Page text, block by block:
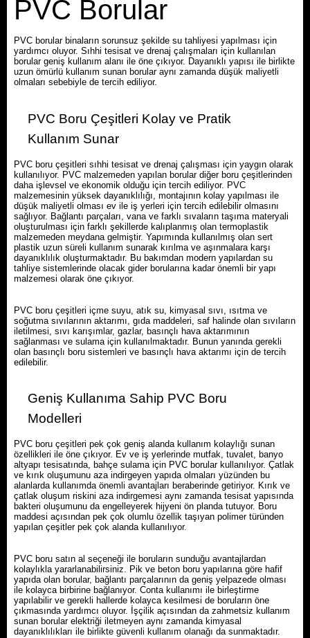
PVC Borular
PVC borular binaların sorunsuz şekilde su tahliyesi yapılması için
yardımcı oluyor. Sıhhi tesisat ve drenaj çalışmaları için kullanılan
borular geniş kullanım alanı ile öne çıkıyor. Dayanıklı yapısı ile birlikte
uzun ömürlü kullanım sunan borular aynı zamanda düşük maliyetli
olmaları sebebiyle de tercih ediliyor.
PVC Boru Çeşitleri Kolay ve Pratik
Kullanım Sunar
PVC boru çeşitleri sıhhi tesisat ve drenaj çalışması için yaygın olarak
kullanılıyor. PVC malzemeden yapılan borular diğer boru çeşitlerinden
daha işlevsel ve ekonomik olduğu için tercih ediliyor. PVC
malzemesinin yüksek dayanıklılığı, montajının kolay yapılması ile
düşük maliyetli olması ev ile iş yerleri için tercih edilebilir olmasını
sağlıyor. Bağlantı parçaları, vana ve farklı sıvaların taşıma materyali
oluşturulması için farklı şekillerde kalıplanmış olan termoplastik
malzemeden meydana gelmiştir. Yapımında kullanılmış olan sert
plastik uzun süreli kullanım sunarak kırılma ve aşınmalara karşı
dayanıklılık oluşturmaktadır. Bu bakımdan modern yapılardan su
tahliye sistemlerinde olacak gider borularına kadar önemli bir yapı
malzemesi olarak öne çıkıyor.
PVC boru çeşitleri içme suyu, atık su, kimyasal sıvı, ısıtma ve
soğutma sıvılarının aktarımı, gıda maddeleri, saf halinde olan sıvıların
iletilmesi, sıvı karışımlar, gazlar, basınçlı hava aktarımının
sağlanması ve sulama için kullanılmaktadır. Bunun yanında gerekli
olan basınçlı boru sistemleri ve basınçlı hava aktarımı için de tercih
edilebilir.
Geniş Kullanıma Sahip PVC Boru
Modelleri
PVC boru çeşitleri pek çok geniş alanda kullanım kolaylığı sunan
özellikleri ile öne çıkıyor. Ev ve iş yerlerinde mutfak, tuvalet, banyo
altyapı tesisatında, bahçe sulama için PVC borular kullanılıyor. Çatlak
ve kırık oluşumunu aza indirgeyen yapıda olmaları yüzünden bu
alanlarda kullanımda önemli avantajları beraberinde getiriyor. Kırık ve
çatlak oluşum riskini aza indirgemesi aynı zamanda tesisat yapısında
bakteri oluşumunu da engelleyerek hijyeni ön planda tutuyor. Boru
maddesi açısından pek çok olumlu özellik taşıyan polimer türünden
yapılan çeşitler pek çok alanda kullanılıyor.
PVC boru satın al seçeneği ile boruların sunduğu avantajlardan
kolaylıkla yararlanabilirsiniz. Pik ve beton boru yapılarına göre hafif
yapıda olan borular, bağlantı parçalarının da geniş yelpazede olması
ile kolayca birbirine bağlanıyor. Conta kullanımı ile birleştirme
yapılabilir ve gerekli hallerde kolayca kesilmesi de boruların öne
çıkmasında yardımcı oluyor. İşçilik açısından da zahmetsiz kullanım
sunan borular elektriği iletmeyen aynı zamanda kimyasal
dayanıklılıkları ile birlikte güvenli kullanım olanağı da sunmaktadır.